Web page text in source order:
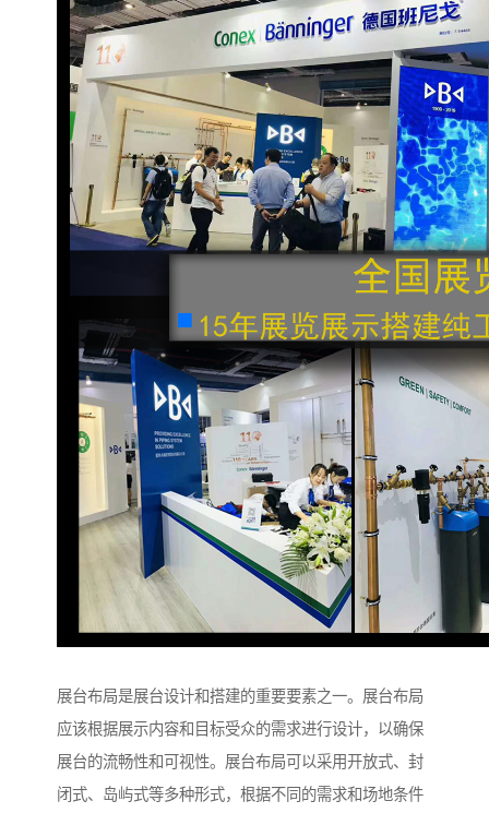
展台布局是展台设计和搭建的重要要素之一。展台布局
应该根据展示内容和目标受众的需求进行设计，以确保
展台的流畅性和可视性。展台布局可以采用开放式、封
闭式、岛屿式等多种形式，根据不同的需求和场地条件